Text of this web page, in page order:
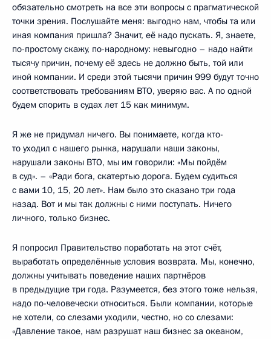
обязательно смотреть на все эти вопросы с прагматической
точки зрения. Послушайте меня: выгодно нам, чтобы та или
иная компания пришла? Значит, её надо пускать. Я, знаете,
по-простому скажу, по-народному: невыгодно – надо найти
тысячу причин, почему её здесь не должно быть, той или
иной компании. И среди этой тысячи причин 999 будут точно
соответствовать требованиям ВТО, уверяю вас. А по одной
будем спорить в судах лет 15 как минимум.
Я же не придумал ничего. Вы понимаете, когда кто-
то уходил с нашего рынка, нарушали наши законы,
нарушали законы ВТО, мы им говорили: «Мы пойдём
в суд». – «Ради бога, скатертью дорога. Будем судиться
с вами 10, 15, 20 лет». Нам было это сказано три года
назад. Вот и мы так должны с ними поступать. Ничего
личного, только бизнес.
Я попросил Правительство поработать на этот счёт,
выработать определённые условия возврата. Мы, конечно,
должны учитывать поведение наших партнёров
в предыдущие три года. Разумеется, без этого тоже нельзя,
надо по-человечески относиться. Были компании, которые
не хотели, со слезами уходили, честно, но со слезами:
«Давление такое, нам разрушат наш бизнес за океаном,